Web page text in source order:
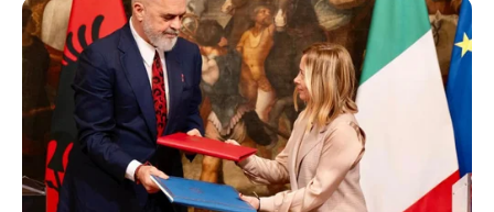
Η ανάρτηση της Σοφίας Καρβέλα